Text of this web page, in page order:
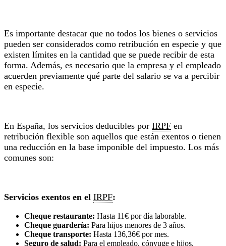
Es importante destacar que no todos los bienes o servicios
pueden ser considerados como retribución en especie y que
existen límites en la cantidad que se puede recibir de esta
forma. Además, es necesario que la empresa y el empleado
acuerden previamente qué parte del salario se va a percibir
en especie.
En España, los servicios deducibles por IRPF en
retribución flexible son aquellos que están exentos o tienen
una reducción en la base imponible del impuesto. Los más
comunes son:
Servicios exentos en el IRPF:
Cheque restaurante: Hasta 11€ por día laborable.
Cheque guardería: Para hijos menores de 3 años.
Cheque transporte: Hasta 136,36€ por mes.
Seguro de salud: Para el empleado, cónyuge e hijos.